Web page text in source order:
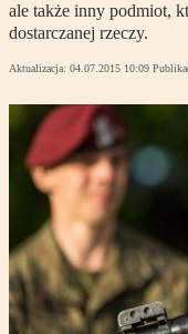
ale także inny podmiot,
dostarczanej rzeczy.
Aktualizacja: 04.07.2015 10:09